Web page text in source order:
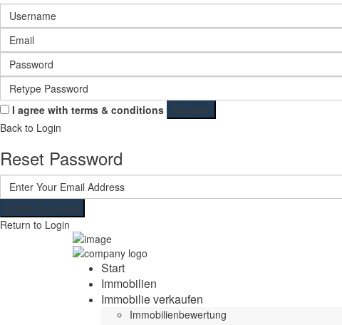
I agree with terms & conditions
Register
Back to Login
Reset Password
Reset Password
Return to Login
Start
Immobilien
Immobilie verkaufen
Immobilienbewertung